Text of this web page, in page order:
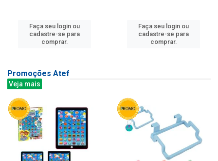
Faça seu login ou
cadastre-se para
comprar.
Faça seu login ou
cadastre-se para
comprar.
Promoções Atef
Veja mais